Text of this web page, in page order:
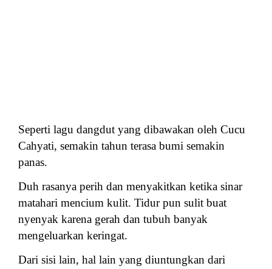
Seperti lagu dangdut yang dibawakan oleh Cucu
Cahyati, semakin tahun terasa bumi semakin
panas.
Duh rasanya perih dan menyakitkan ketika sinar
matahari mencium kulit. Tidur pun sulit buat
nyenyak karena gerah dan tubuh banyak
mengeluarkan keringat.
Dari sisi lain, hal lain yang diuntungkan dari